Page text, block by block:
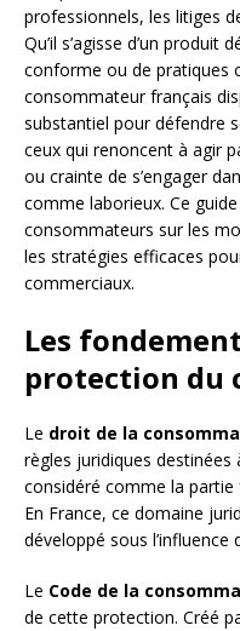
professionnels, les litiges
Qu’il s’agisse d’un produit
conforme ou de pratiques
consommateur français
substantiel pour défendre
ceux qui renoncent à agir
ou crainte de s’engager
comme laborieux. Ce
consommateurs sur les
les stratégies efficaces
commerciaux.
Les
protection du
Le droit de la
règles juridiques
considéré comme la
En France, ce domaine
développé sous l’influence
Le Code de la
de cette protection. Créé